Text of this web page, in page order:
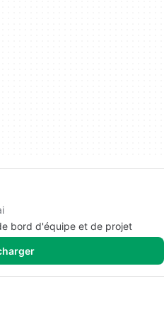
bord d'équipe et de projet